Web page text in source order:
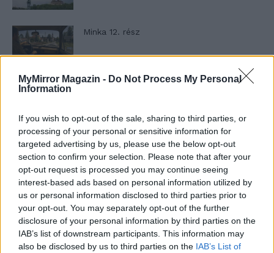
MyMirror Magazin - Do Not Process My Personal
Information
If you wish to opt-out of the sale, sharing to third parties, or
processing of your personal or sensitive information for
targeted advertising by us, please use the below opt-out
section to confirm your selection. Please note that after your
opt-out request is processed you may continue seeing
interest-based ads based on personal information utilized by
us or personal information disclosed to third parties prior to
your opt-out. You may separately opt-out of the further
disclosure of your personal information by third parties on the
IAB’s list of downstream participants. This information may
also be disclosed by us to third parties on the IAB’s List of
Minka 12. rész
T. szereti a fiatal lányokat 14. rész
Pedig szóltam… – Miért nem hiszünk a
nőknek, amikor segítséget kérnek?